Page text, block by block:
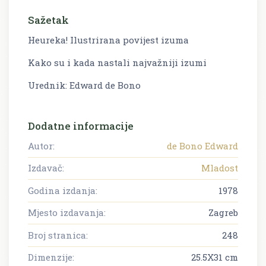
Sažetak
Heureka! Ilustrirana povijest izuma
Kako su i kada nastali najvažniji izumi
Urednik: Edward de Bono
Dodatne informacije
Autor:
de Bono Edward
Izdavač:
Mladost
Godina izdanja:
1978
Mjesto izdavanja:
Zagreb
Broj stranica:
248
Dimenzije:
25.5X31 cm